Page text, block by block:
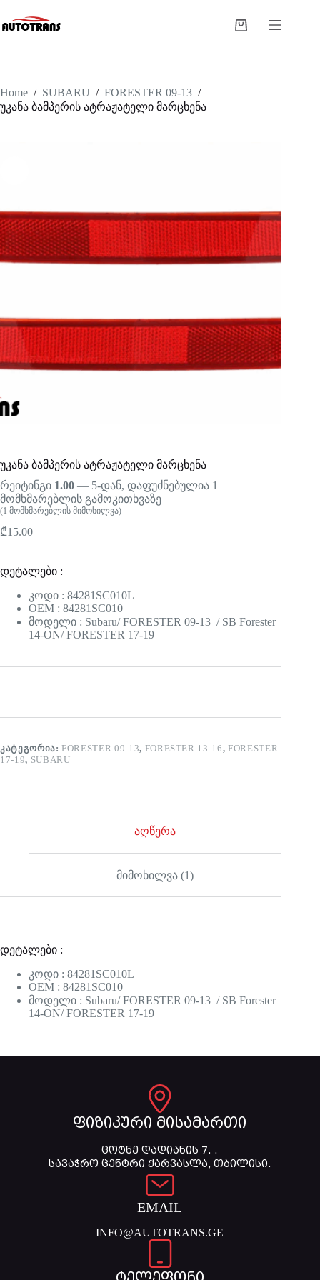
Home / SUBARU / FORESTER 09-13 /
უკანა ბამპერის ატრაჟატელი მარცხენა
უკანა ბამპერის ატრაჟატელი მარცხენა
რეიტინგი 1.00 — 5-დან, დაფუძნებულია 1
მომხმარებლის გამოკითხვაზე
(1 მომხმარებლის მიმოხილვა)
₾15.00
დეტალები :
კოდი : 84281SC010L
OEM : 84281SC010
მოდელი : Subaru/ FORESTER 09-13 / SB Forester
14-ON/ FORESTER 17-19
ᲙᲐᲢᲔᲒᲝᲠᲘᲐ:FORESTER 09-13, FORESTER 13-16, FORESTER
17-19, SUBARU
აღწერა
მიმოხილვა (1)
დეტალები :
კოდი : 84281SC010L
OEM : 84281SC010
მოდელი : Subaru/ FORESTER 09-13 / SB Forester
14-ON/ FORESTER 17-19
ფიზიკური მისამართი
ცოტნე დადიანის 7. .
სავაჭრო ცენტრი ქარვასლა, თბილისი.
EMAIL
INFO@AUTOTRANS.GE